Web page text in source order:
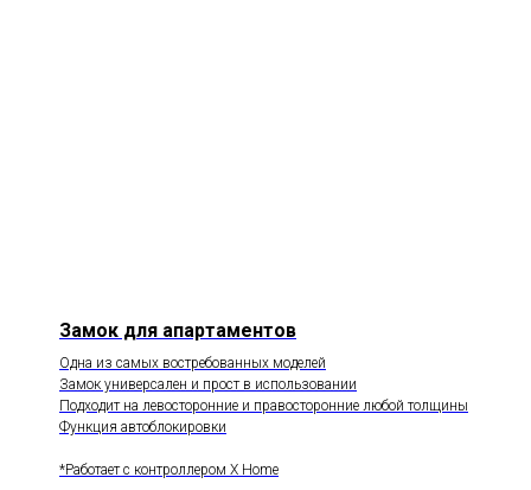
Замок для апартаментов
Одна из самых востребованных моделей
Замок универсален и прост в использовании
Подходит на левосторонние и правосторонние любой толщины
Функция автоблокировки
*Работает с контроллером X Home